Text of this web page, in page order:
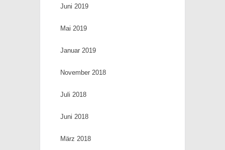
Juni 2019
Mai 2019
Januar 2019
November 2018
Juli 2018
Juni 2018
März 2018